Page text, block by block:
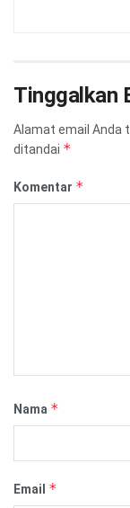
Tinggalkan
Alamat email Anda
ditandai *
Komentar *
Nama *
Email *